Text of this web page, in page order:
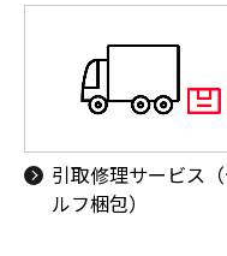
引取修理サービス
ルフ梱包）